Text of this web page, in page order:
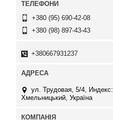
+380 (95) 690-42-08
+380 (98) 897-43-43
+380667931237
ул. Трудовая, 5/4,
Хмельницький, Україна